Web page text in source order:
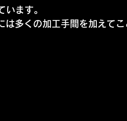
います。
多くの加工手間を加えてこ